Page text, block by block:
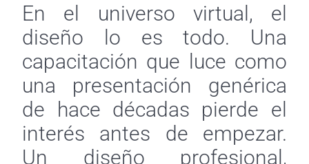
En el universo virtual, el
diseño lo es todo. Una
capacitación que luce como
una presentación genérica
de hace décadas pierde el
interés antes de empezar.
Un diseño profesional,